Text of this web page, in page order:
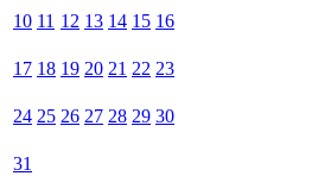
10 11 12 13 14 15 16
17 18 19 20 21 22 23
24 25 26 27 28 29 30
31